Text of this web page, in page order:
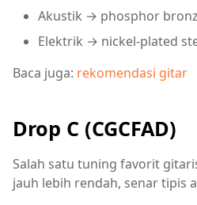
Akustik → phosphor
Elektrik → nickel-plated
Baca juga: rekomendasi gitar
Drop C (CGCFAD)
Salah satu tuning favorit
jauh lebih rendah, senar tipis